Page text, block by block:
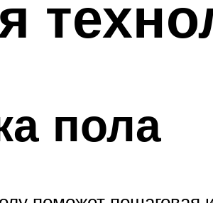
пола